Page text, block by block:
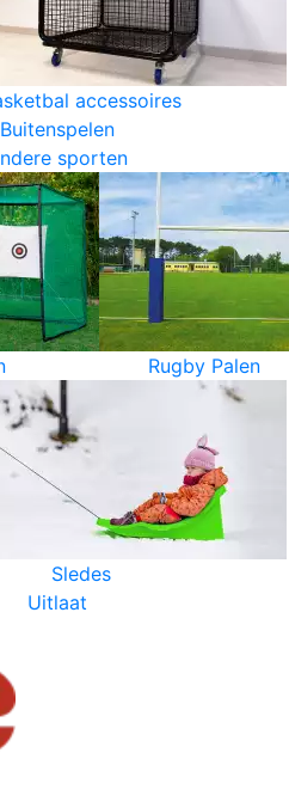
accessoires
Buitenspelen
sporten
Rugby Palen
Sledes
Uitlaat